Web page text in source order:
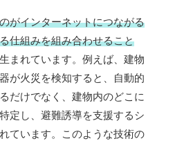
がインターネットにつながる
仕組みを組み合わせること
まれています。例えば、建物
が火災を検知すると、自動的
だけでなく、建物内のどこに
定し、避難誘導を支援するシ
ています。このような技術の